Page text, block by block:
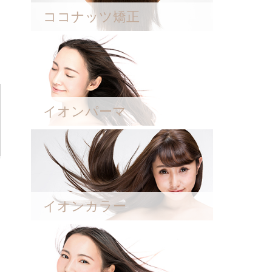
ココナッツ矯正
イオンパーマ
イオンカラー